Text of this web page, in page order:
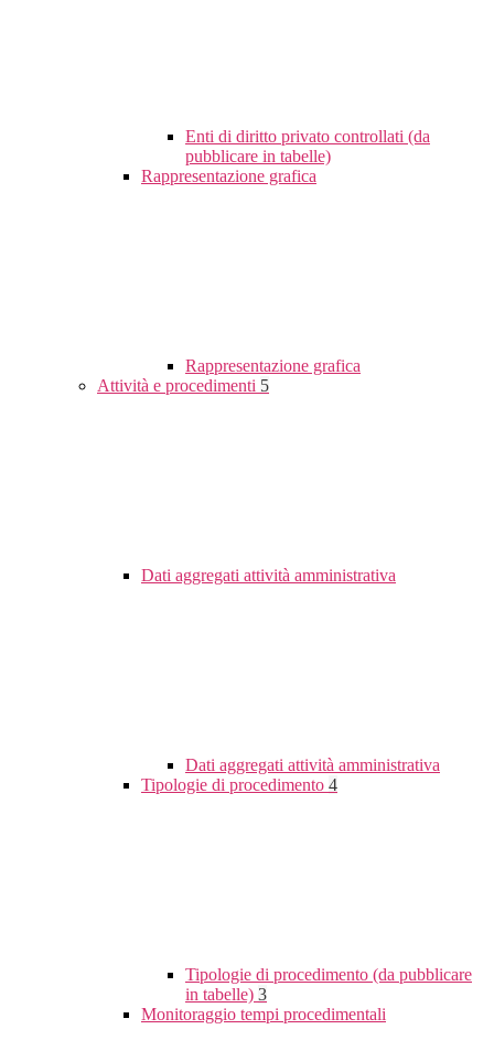
Enti di diritto privato controllati (da
pubblicare in tabelle)
Rappresentazione grafica
Rappresentazione grafica
Attività e procedimenti 5
Dati aggregati attività amministrativa
Dati aggregati attività amministrativa
Tipologie di procedimento 4
Tipologie di procedimento (da pubblicare
in tabelle) 3
Monitoraggio tempi procedimentali